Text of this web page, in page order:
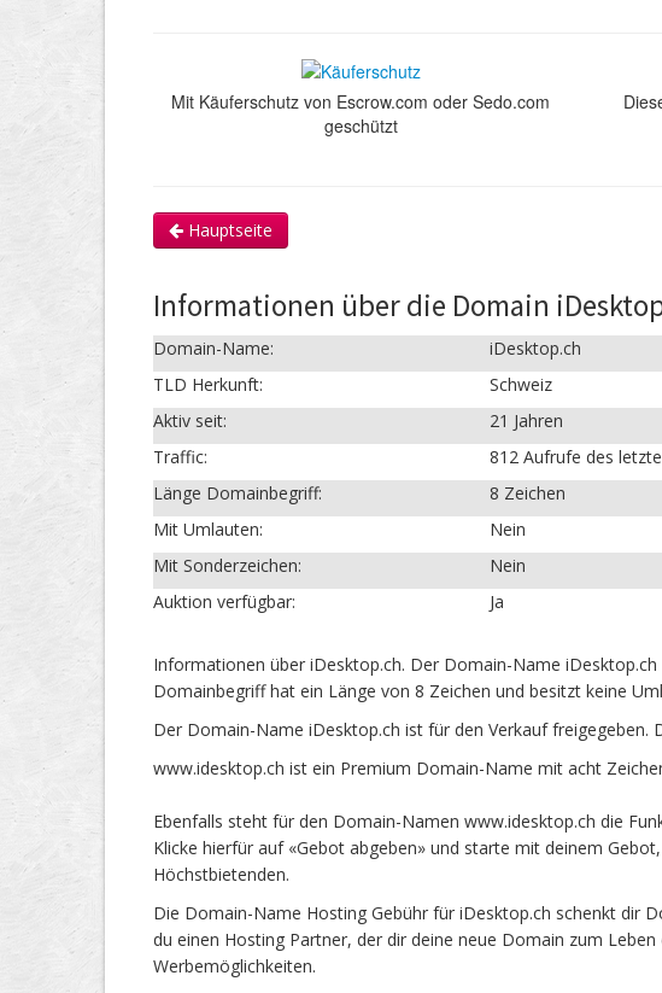
Mit Käuferschutz von Escrow.com oder Sedo.com
geschützt
Hauptseite
Informationen über die Domain
Domain-Name:
iDesktop.ch
TLD Herkunft:
Schweiz
Aktiv seit:
21 Jahren
Traffic:
812 Aufrufe des
Länge Domainbegriff:
8 Zeichen
Mit Umlauten:
Nein
Mit Sonderzeichen:
Nein
Auktion verfügbar:
Ja
Informationen über iDesktop.ch. Der Domain-Name
Domainbegriff hat ein Länge von 8 Zeichen und besitzt keine
Der Domain-Name iDesktop.ch ist für den Verkauf
www.idesktop.ch ist ein Premium Domain-Name mit acht
Ebenfalls steht für den Domain-Namen www.idesktop.ch die
Klicke hierfür auf «Gebot abgeben» und starte mit deinem
Höchstbietenden.
Die Domain-Name Hosting Gebühr für iDesktop.ch schenkt dir
du einen Hosting Partner, der dir deine neue Domain zum
Werbemöglichkeiten.